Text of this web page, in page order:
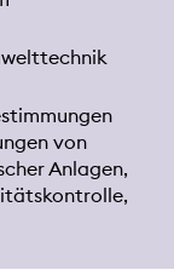
von
Anlagen,